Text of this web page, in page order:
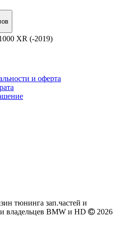
XR (-2019)
и оферта
тюнинга зап.частей и
владельцев BMW и HD
2026